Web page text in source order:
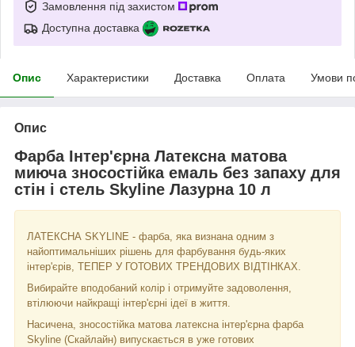
Замовлення під захистом
Доступна доставка
Опис Характеристики Доставка Оплата Умови
Опис
Фарба Інтер'єрна Латексна матова
миюча зносостійка емаль без запаху для
стін і стель Skyline Лазурна 10 л
ЛАТЕКСНА SKYLINE - фарба, яка визнана одним з
найоптимальніших рішень для фарбування будь-яких
інтер'єрів, ТЕПЕР У ГОТОВИХ ТРЕНДОВИХ ВІДТІНКАХ.
Вибирайте вподобаний колір і отримуйте задоволення,
втілюючи найкращі інтер'єрні ідеї в життя.
Насичена, зносостійка матова латексна інтер'єрна фарба
Skyline (Скайлайн) випускається в уже готових